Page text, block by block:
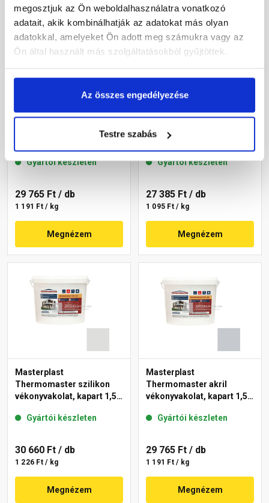
megosztjuk az Ön weboldalhasználatra vonatkozó
adatait, akik kombinálhatják az adatokat más olyan
adatokkal, amelyeket Ön adott meg számukra vagy az
Ön által használt más szolgáltatásokból gyűjtöttek.
Az összes engedélyezése
Testre szabás
Masterplast
vékonyvakolat, kapart 2
mm 46-C 25 kg
Gyártói készleten
29 765 Ft / db
1 191 Ft / kg
Megnézem
Masterplast
Thermomaster akril
vékonyvakolat, kapart 1,5
mm 46-D 25 kg
Gyártói készleten
27 385 Ft / db
1 095 Ft / kg
Megnézem
Masterplast
Thermomaster szilikon
vékonyvakolat, kapart 1,5
Gyártói készleten
30 660 Ft / db
1 226 Ft / kg
Megnézem
Masterplast
Thermomaster akril
vékonyvakolat, kapart 1,5
Gyártói készleten
29 765 Ft / db
1 191 Ft / kg
Megnézem